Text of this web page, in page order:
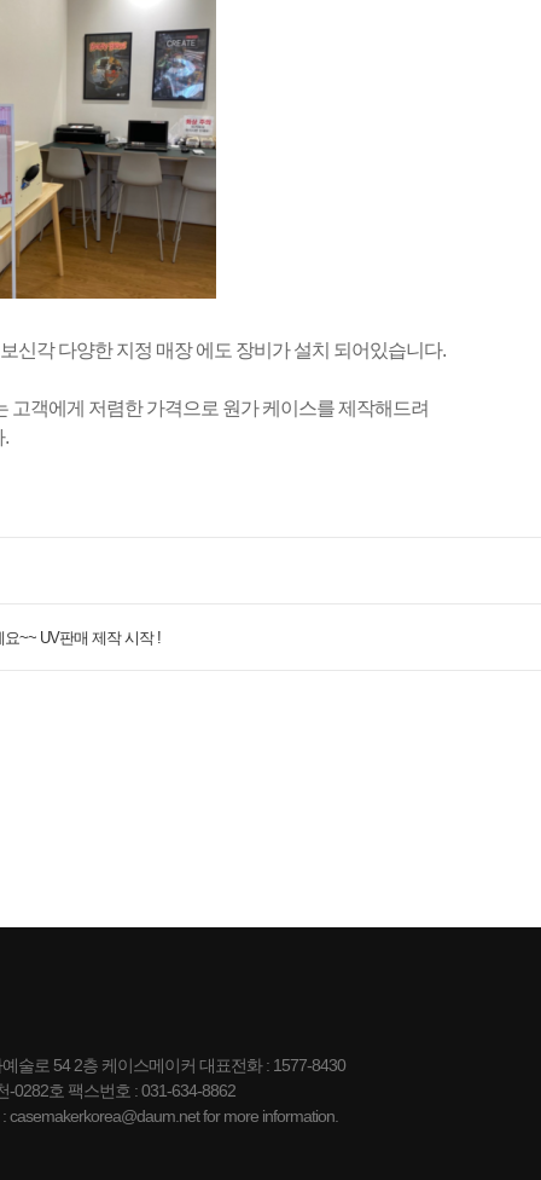
신각 다양한 지정 매장 에도 장비가 설치 되어있습니다.
객에게 저렴한 가격으로 원가 케이스를 제작해드려
.
~~ UV판매 제작 시작 !
술로 54 2층 케이스메이커 대표전화 : 1577-8430
0282호 팩스번호 : 031-634-8862
for more information.